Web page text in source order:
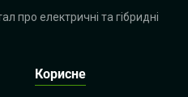
про електричні та гібридні
Корисне